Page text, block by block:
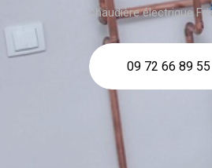
chaudière électrique
09 72 66 89 55